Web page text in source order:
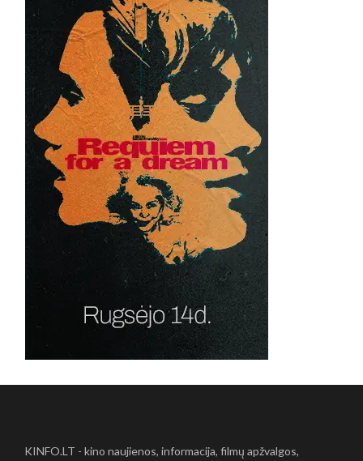
KINFO.LT - kino naujienos, informacija, filmų apžvalgos,